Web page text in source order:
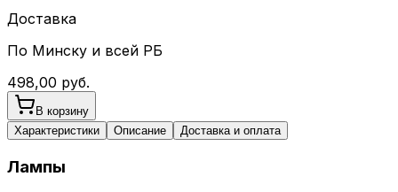
Доставка
По Минску и всей РБ
498,00 руб.
В корзину
Характеристики
Описание Доставка и оплата
Лампы